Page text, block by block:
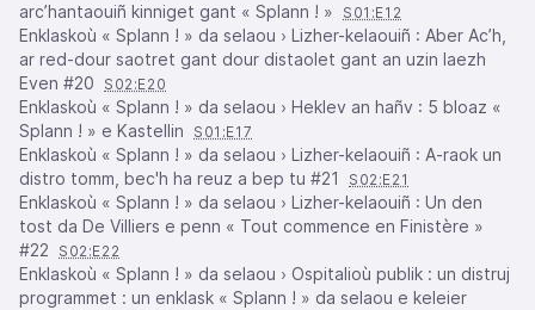
arc’hantaouiñ kinniget gant « Splann ! »
S01:E12
Enklaskoù « Splann ! » da selaou › Lizher-kelaouiñ : Aber Ac’h,
ar red-dour saotret gant dour distaolet gant an uzin laezh
Even #20
S02:E20
Enklaskoù « Splann ! » da selaou › Heklev an hañv : 5 bloaz «
Splann ! » e Kastellin
S01:E17
Enklaskoù « Splann ! » da selaou › Lizher-kelaouiñ : A-raok un
distro tomm, bec'h ha reuz a bep tu #21
S02:E21
Enklaskoù « Splann ! » da selaou › Lizher-kelaouiñ : Un den
tost da De Villiers e penn « Tout commence en Finistère »
#22
S02:E22
Enklaskoù « Splann ! » da selaou › Ospitalioù publik : un distruj
programmet : un enklask « Splann ! » da selaou e keleier